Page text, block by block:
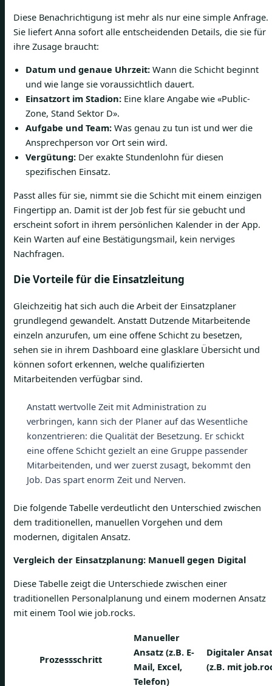
Diese Benachrichtigung ist mehr als nur eine simple Anfrage.
Sie liefert Anna sofort alle entscheidenden Details, die sie für
ihre Zusage braucht:
Datum und genaue Uhrzeit: Wann die Schicht beginnt
und wie lange sie voraussichtlich dauert.
Einsatzort im Stadion: Eine klare Angabe wie «Public-
Zone, Stand Sektor D».
Aufgabe und Team: Was genau zu tun ist und wer die
Ansprechperson vor Ort sein wird.
Vergütung: Der exakte Stundenlohn für diesen
spezifischen Einsatz.
Passt alles für sie, nimmt sie die Schicht mit einem einzigen
Fingertipp an. Damit ist der Job fest für sie gebucht und
erscheint sofort in ihrem persönlichen Kalender in der App.
Kein Warten auf eine Bestätigungsmail, kein nerviges
Nachfragen.
Die Vorteile für die Einsatzleitung
Gleichzeitig hat sich auch die Arbeit der Einsatzplaner
grundlegend gewandelt. Anstatt Dutzende Mitarbeitende
einzeln anzurufen, um eine offene Schicht zu besetzen,
sehen sie in ihrem Dashboard eine glasklare Übersicht und
können sofort erkennen, welche qualifizierten
Mitarbeitenden verfügbar sind.
Anstatt wertvolle Zeit mit Administration zu
verbringen, kann sich der Planer auf das Wesentliche
konzentrieren: die Qualität der Besetzung. Er schickt
eine offene Schicht gezielt an eine Gruppe passender
Mitarbeitenden, und wer zuerst zusagt, bekommt den
Job. Das spart enorm Zeit und Nerven.
Die folgende Tabelle verdeutlicht den Unterschied zwischen
dem traditionellen, manuellen Vorgehen und dem
modernen, digitalen Ansatz.
Vergleich der Einsatzplanung: Manuell gegen Digital
Diese Tabelle zeigt die Unterschiede zwischen einer
traditionellen Personalplanung und einem modernen Ansatz
mit einem Tool wie job.rocks.
Prozessschritt
Manueller
Ansatz (z.B. E-
Mail, Excel,
Telefon)
Digitaler
(z.B. mit